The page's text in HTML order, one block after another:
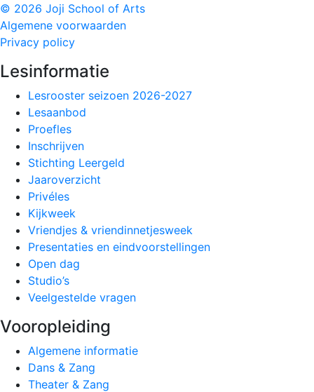
© 2026 Joji School of Arts
Algemene voorwaarden
Privacy policy
Lesinformatie
Lesrooster seizoen 2026-2027
Lesaanbod
Proefles
Inschrijven
Stichting Leergeld
Jaaroverzicht
Privéles
Kijkweek
Vriendjes & vriendinnetjesweek
Presentaties en eindvoorstellingen
Open dag
Studio’s
Veelgestelde vragen
Vooropleiding
Algemene informatie
Dans & Zang
Theater & Zang